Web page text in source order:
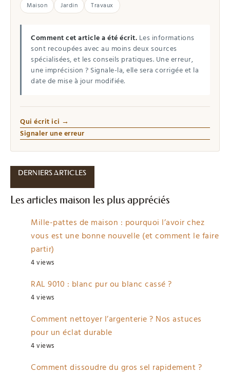
Maison Jardin Travaux
Comment cet article a été écrit. Les informations
sont recoupées avec au moins deux sources
spécialisées, et les conseils pratiques. Une erreur,
une imprécision ? Signale-la, elle sera corrigée et la
date de mise à jour modifiée.
Qui écrit ici →
Signaler une erreur
DERNIERS ARTICLES
Les articles maison les plus appréciés
Mille-pattes de maison : pourquoi l’avoir chez
vous est une bonne nouvelle (et comment le faire
partir)
4 views
RAL 9010 : blanc pur ou blanc cassé ?
4 views
Comment nettoyer l’argenterie ? Nos astuces
pour un éclat durable
4 views
Comment dissoudre du gros sel rapidement ?